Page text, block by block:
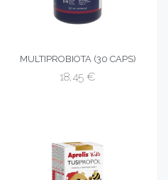
MULTIPROBIOTA (30 CAPS)
18,45 €